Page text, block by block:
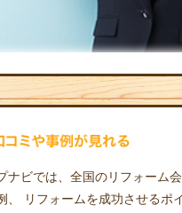
ナビでは、全国のリフォーム
、
リフォームを成功させるポ